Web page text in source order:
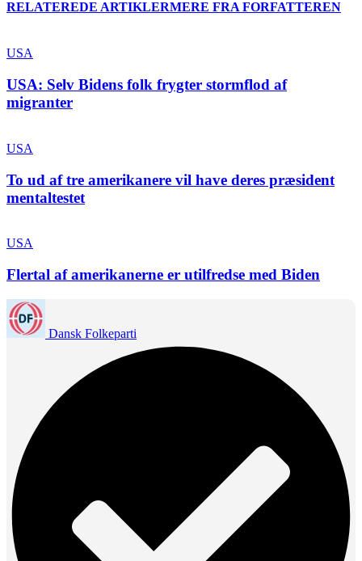
RELATEREDE ARTIKLERMERE FRA FORFATTEREN
USA
USA: Selv Bidens folk frygter stormflod af
migranter
USA
To ud af tre amerikanere vil have deres præsident
mentaltestet
USA
Flertal af amerikanerne er utilfredse med Biden
Dansk Folkeparti